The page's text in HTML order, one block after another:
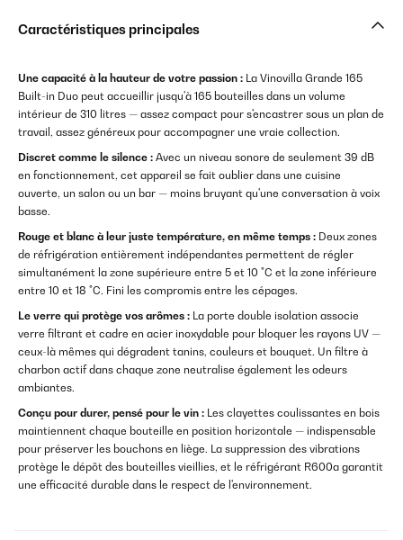
Caractéristiques principales
Une capacité à la hauteur de votre passion : La Vinovilla Grande 165
Built-in Duo peut accueillir jusqu'à 165 bouteilles dans un volume
intérieur de 310 litres — assez compact pour s'encastrer sous un plan de
travail, assez généreux pour accompagner une vraie collection.
Discret comme le silence : Avec un niveau sonore de seulement 39 dB
en fonctionnement, cet appareil se fait oublier dans une cuisine
ouverte, un salon ou un bar — moins bruyant qu'une conversation à voix
basse.
Rouge et blanc à leur juste température, en même temps : Deux zones
de réfrigération entièrement indépendantes permettent de régler
simultanément la zone supérieure entre 5 et 10 °C et la zone inférieure
entre 10 et 18 °C. Fini les compromis entre les cépages.
Le verre qui protège vos arômes : La porte double isolation associe
verre filtrant et cadre en acier inoxydable pour bloquer les rayons UV —
ceux-là mêmes qui dégradent tanins, couleurs et bouquet. Un filtre à
charbon actif dans chaque zone neutralise également les odeurs
ambiantes.
Conçu pour durer, pensé pour le vin : Les clayettes coulissantes en bois
maintiennent chaque bouteille en position horizontale — indispensable
pour préserver les bouchons en liège. La suppression des vibrations
protège le dépôt des bouteilles vieillies, et le réfrigérant R600a garantit
une efficacité durable dans le respect de l'environnement.